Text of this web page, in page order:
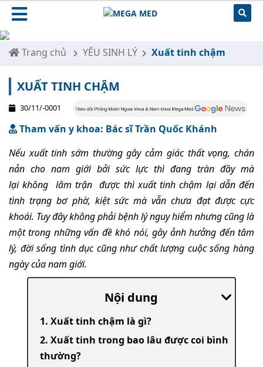
Trang chủ YẾU SINH LÝ Xuất tinh chậm
XUẤT TINH CHẬM
30/11/-0001
Tham vấn y khoa: Bác sĩ Trần Quốc Khánh
Nếu xuất tinh sớm thường gây cảm giác thất vọng, chán
nản cho nam giới bởi sức lực thì đang tràn đầy mà
lại không lâm trận được thì xuất tinh chậm lại dẫn đến
tình trạng bơ phờ, kiệt sức mà vẫn chưa đạt được cực
khoái. Tuy đây không phải bệnh lý nguy hiểm nhưng cũng là
một trong những vấn đề khó nói, gây ảnh hưởng đến tâm
lý, đời sống tình dục cũng như chất lượng cuộc sống hàng
ngày của nam giới.
Nội dung
1. Xuất tinh chậm là gì?
2. Xuất tinh trong bao lâu được coi bình
thường?